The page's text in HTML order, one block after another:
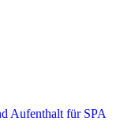
Aufenthalt für SPA